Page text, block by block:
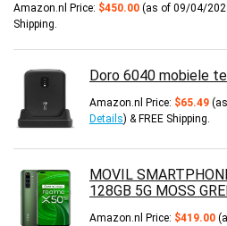
Amazon.nl Price: $450.00 (as of 09/04/
Shipping.
Doro 6040 mobiele
Amazon.nl Price: $65.49
Details) &FREE Shipping.
MOVIL
128GB 5G MOSS
Amazon.nl Price: $419.00